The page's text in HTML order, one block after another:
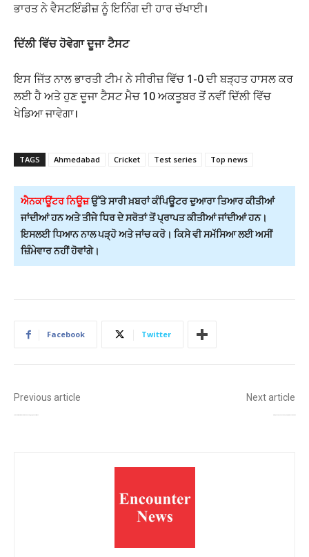
ਭਾਰਤ ਨੇ ਵੈਸਟਇੰਡੀਜ਼ ਨੂੰ ਇਨਿੰਗ ਦੀ ਹਾਰ ਚੱਖਾਈ।
ਦਿੱਲੀ ਵਿੱਚ ਹੋਵੇਗਾ ਦੂਜਾ ਟੈਸਟ
ਇਸ ਜਿੱਤ ਨਾਲ ਭਾਰਤੀ ਟੀਮ ਨੇ ਸੀਰੀਜ਼ ਵਿੱਚ 1-0 ਦੀ ਬੜ੍ਹਤ ਹਾਸਲ ਕਰ
ਲਈ ਹੈ ਅਤੇ ਹੁਣ ਦੂਜਾ ਟੈਸਟ ਮੈਚ 10 ਅਕਤੂਬਰ ਤੋਂ ਨਵੀਂ ਦਿੱਲੀ ਵਿੱਚ
ਖੇਡਿਆ ਜਾਵੇਗਾ।
TAGS Ahmedabad Cricket Test series Top news
ਐਨਕਾਊਂਟਰ ਨਿਊਜ਼ਉੱਤੇ ਸਾਰੀ ਖ਼ਬਰਾਂ ਕੰਪਿਊਟਰ ਦੁਆਰਾ ਤਿਆਰ ਕੀਤੀਆਂ
ਜਾਂਦੀਆਂ ਹਨ ਅਤੇ ਤੀਜੇ ਧਿਰ ਦੇ ਸਰੋਤਾਂ ਤੋਂ ਪ੍ਰਾਪਤ ਕੀਤੀਆਂ ਜਾਂਦੀਆਂ ਹਨ।
ਇਸਲਈ ਧਿਆਨ ਨਾਲ ਪੜ੍ਹੋ ਅਤੇ ਜਾਂਚ ਕਰੋ। ਕਿਸੇ ਵੀ ਸਮੱਸਿਆ ਲਈ ਅਸੀਂ
ਜ਼ਿੰਮੇਵਾਰ ਨਹੀਂ ਹੋਵਾਂਗੇ।
Facebook Twitter
Previous article Next article